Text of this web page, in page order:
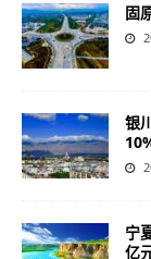
固
银
宁
亿